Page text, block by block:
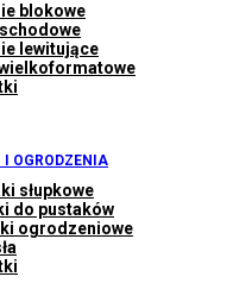
blokowe
lewitujące
wielkoformatowe
I OGRODZENIA
słupkowe
do pustaków
ogrodzeniowe